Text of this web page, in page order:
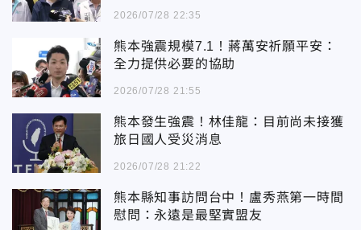
2026/07/28 22:35
熊本強震規模7.1！蔣萬安祈願平安：
全力提供必要的協助
2026/07/28 21:55
熊本發生強震！林佳龍：目前尚未接獲
旅日國人受災消息
2026/07/28 21:22
熊本縣知事訪問台中！盧秀燕第一時間
慰問：永遠是最堅實盟友